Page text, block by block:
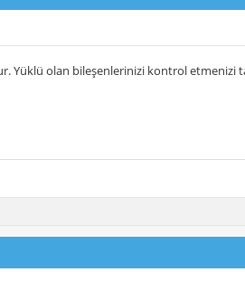
Yüklü olan bileşenlerinizi kontrol etmenizi